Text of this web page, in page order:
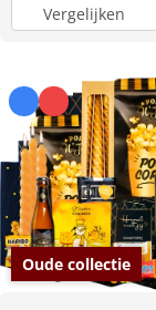
Vergelijken
Oude collectie